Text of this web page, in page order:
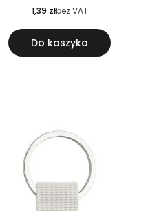
1,39 złbez VAT
Do koszyka